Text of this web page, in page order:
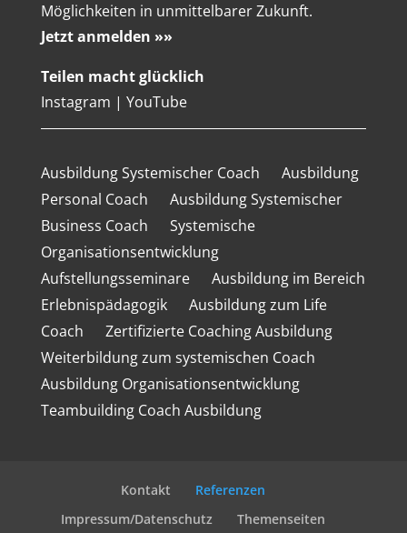
Möglichkeiten in unmittelbarer Zukunft.
Jetzt anmelden »»
Teilen macht glücklich
Instagram | YouTube
Ausbildung Systemischer Coach
Ausbildung
Personal Coach
Ausbildung Systemischer
Business Coach
Systemische
Organisationsentwicklung
Aufstellungsseminare
Ausbildung im Bereich
Erlebnispädagogik
Ausbildung zum Life
Coach
Zertifizierte Coaching Ausbildung
Weiterbildung zum systemischen Coach
Ausbildung Organisationsentwicklung
Teambuilding Coach Ausbildung
Kontakt
Referenzen
Impressum/Datenschutz
Themenseiten